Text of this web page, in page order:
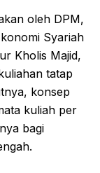
oleh DPM,
Syariah
Kholis Majid,
tatap
konsep
kuliah per
bagi